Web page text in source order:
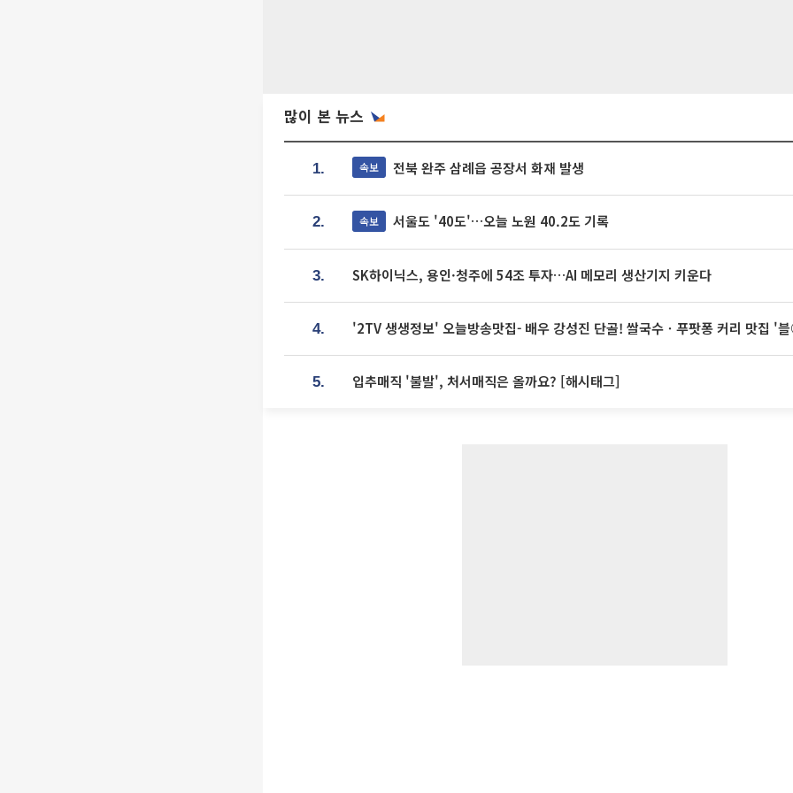
많이 본 뉴스
1. 속보 전북 완주 삼례읍 공장서 화재 발생
2. 속보 서울도 '40도'…오늘 노원 40.2도 기록
3. SK하이닉스, 용인·청주에 54조 투자…AI 메모리 생산기지 키운다
4. '2TV 생생정보' 오늘방송맛집- 배우 강성진 단골! 쌀국수ㆍ푸팟퐁 커리 맛
5. 입추매직 '불발', 처서매직은 올까요? [해시태그]